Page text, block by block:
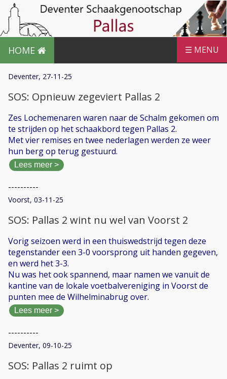
HOME ☰ MENU
Deventer, 27-11-25
SOS: Opnieuw zegeviert Pallas 2
Zes Lochemenaren waren naar de Schalm gekomen om
te strijden op het schaakbord tegen Pallas 2.
Met vier remises en twee nederlagen werden ze weer
hun berg op terug gestuurd.
Lees meer >
----------
Voorst, 03-11-25
SOS: Pallas 2 wint nu wel van Voorst 2
Vorig seizoen werd in een thuiswedstrijd tegen deze
tegenstander een 3-0 voorsprong uit handen gegeven,
en werd het 3-3.
Nu was het ook spannend, maar namen we vanuit de
kantine van de lokale voetbalvereniging in Voorst de
punten mee de Wilhelminabrug over.
Lees meer >
----------
Deventer, 09-10-25
SOS: Pallas 2 ruimt op